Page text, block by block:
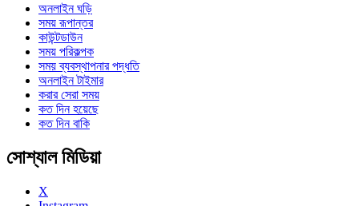
অনলাইন ঘড়ি
সময় রূপান্তর
কাউন্টডাউন
সময় পরিকল্পক
সময় ব্যবস্থাপনার পদ্ধতি
অনলাইন টাইমার
করার সেরা সময়
কত দিন হয়েছে
কত দিন বাকি
সোশ্যাল মিডিয়া
X